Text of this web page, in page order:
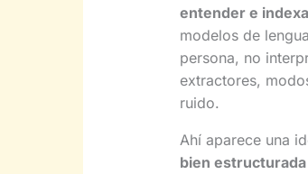
entender e
modelos de
persona, no
extractores,
ruido.
Ahí aparece una
bien